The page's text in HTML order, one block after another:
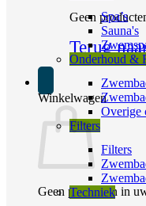
Geen
Terug
Winkelwagen
Geen producten in
Spa’s
Sauna's
Onderhoud &
Overige
Filters
Filters
Techniek